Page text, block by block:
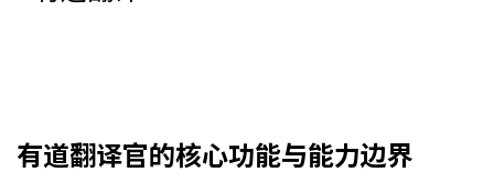
有道翻译官的核心功能与能力边界